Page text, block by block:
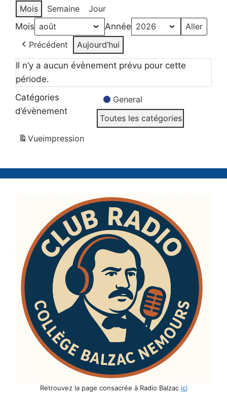
Mois
Semaine
Jour
Mois
Année
Précédent
Aujourd’hui
Il n’y a aucun évènement prévu pour cette
période.
Catégories
d’évènement
General
Toutes les catégories
Vueimpression
Retrouvez la page consacrée à Radio Balzac ici